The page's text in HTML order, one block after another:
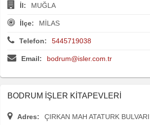
İl: MUĞLA
İlçe: MİLAS
Telefon: 5445719038
Email: bodrum@isler.com.tr
BODRUM İŞLER KİTAPEVLERİ
Adres: ÇIRKAN MAH ATATURK